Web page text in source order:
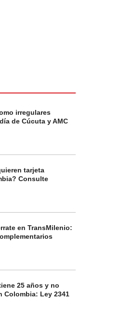
irregulares
de Cúcuta y AMC
tarjeta
Consulte
en TransMilenio:
25 años y no
Colombia: Ley 2341